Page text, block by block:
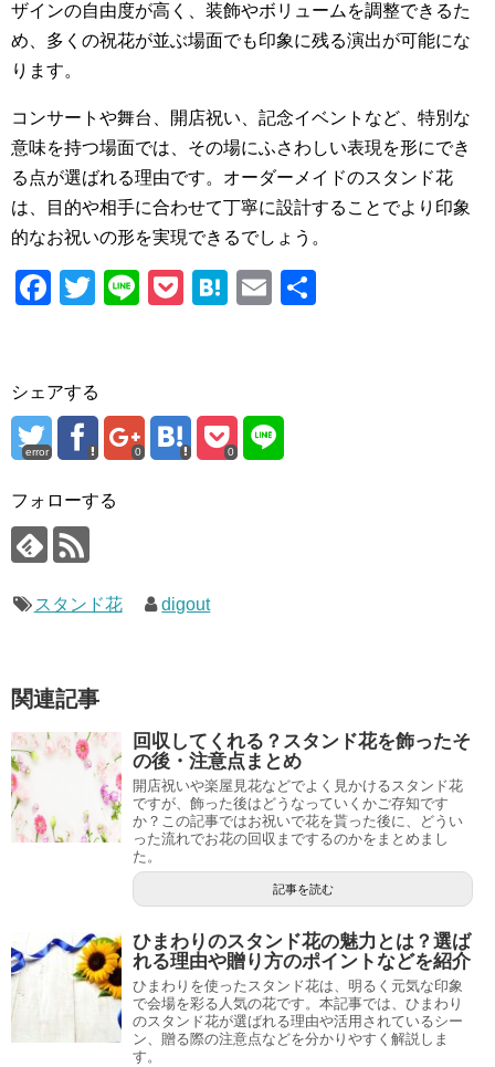
ザインの自由度が高く、装飾やボリュームを調整できるた
め、多くの祝花が並ぶ場面でも印象に残る演出が可能にな
ります。
コンサートや舞台、開店祝い、記念イベントなど、特別な
意味を持つ場面では、その場にふさわしい表現を形にでき
る点が選ばれる理由です。オーダーメイドのスタンド花
は、目的や相手に合わせて丁寧に設計することでより印象
的なお祝いの形を実現できるでしょう。
F
e
b
o
o
k
T
er
Li
P
H
a
E
シェアする
error 0 0
フォローする
スタンド花 digout
関連記事
回収してくれる？スタンド花を飾ったそ
の後・注意点まとめ
開店祝いや楽屋見花などでよく見かけるスタンド花
ですが、飾った後はどうなっていくかご存知です
か？この記事ではお祝いで花を貰った後に、どうい
った流れでお花の回収までするのかをまとめまし
た。
記事を読む
ひまわりのスタンド花の魅力とは？選ば
れる理由や贈り方のポイントなどを紹介
ひまわりを使ったスタンド花は、明るく元気な印象
で会場を彩る人気の花です。本記事では、ひまわり
のスタンド花が選ばれる理由や活用されているシー
ン、贈る際の注意点などを分かりやすく解説しま
す。